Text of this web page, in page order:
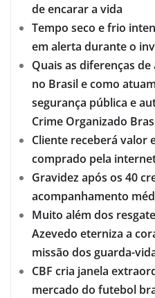
de encarar a vida
Tempo seco e frio
em alerta durante o
Quais as diferenças de
no Brasil e como
segurança pública e
Crime Organizado
Cliente receberá valor
comprado pela
Gravidez após os 40
acompanhamento
Muito além dos
Azevedo eterniza a
missão dos guarda-
CBF cria janela
mercado do futebol